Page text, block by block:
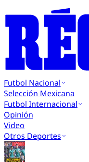
Futbol Nacional
Selección Mexicana
Futbol Internacional
Opinión
Video
Otros Deportes